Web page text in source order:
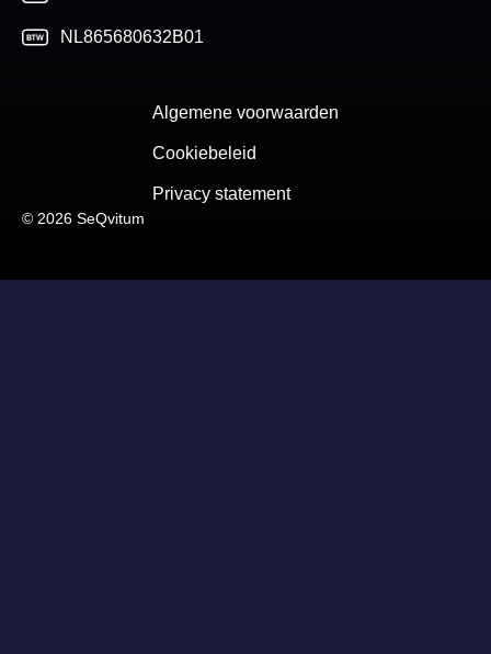
NL865680632B01
© 2026 SeQvitum
Algemene voorwaarden
Cookiebeleid
Privacy statement